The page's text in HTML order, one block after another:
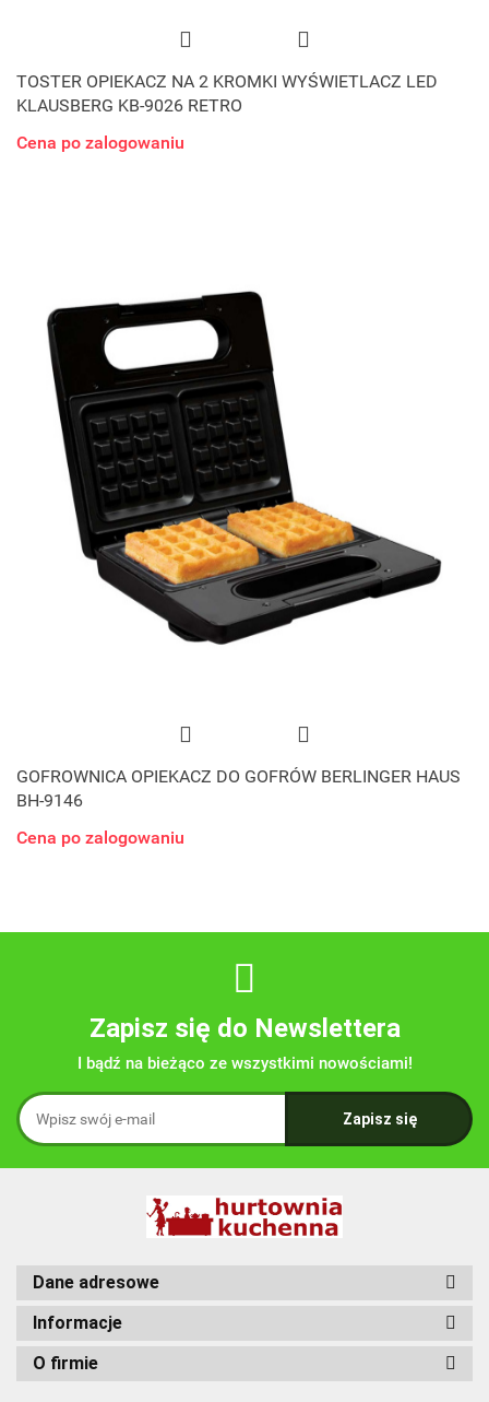
TOSTER OPIEKACZ NA 2 KROMKI WYŚWIETLACZ LED
KLAUSBERG KB-9026 RETRO
Cena po zalogowaniu
GOFROWNICA OPIEKACZ DO GOFRÓW BERLINGER HAUS
BH-9146
Cena po zalogowaniu
Zapisz się do Newslettera
I bądź na bieżąco ze wszystkimi nowościami!
Dane adresowe
Informacje
O firmie